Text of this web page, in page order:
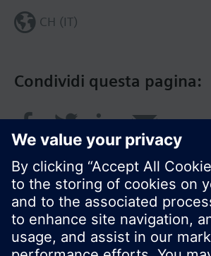
Condividi questa pagina:
CH (IT)